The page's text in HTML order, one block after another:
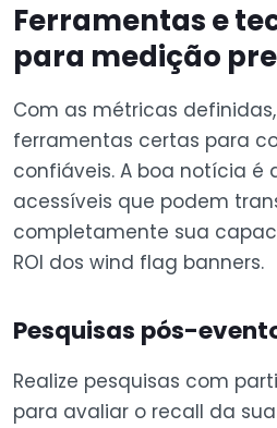
Ferramentas e
para medição
Com as métricas
ferramentas certas para
confiáveis. A boa notícia é
acessíveis que podem
completamente sua
ROI dos wind flag banners.
Pesquisas pós-
Realize pesquisas com
para avaliar o recall da